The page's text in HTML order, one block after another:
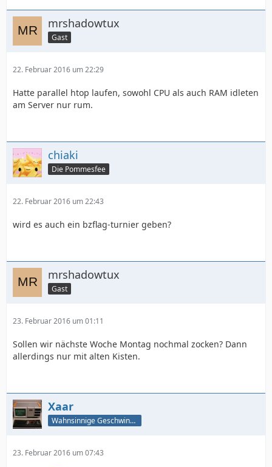
mrshadowtux
Gast
22. Februar 2016 um 22:29
Hatte parallel htop laufen, sowohl CPU als auch RAM idleten
am Server nur rum.
chiaki
Die Pommesfee
22. Februar 2016 um 22:43
wird es auch ein bzflag-turnier geben?
mrshadowtux
Gast
23. Februar 2016 um 01:11
Sollen wir nächste Woche Montag nochmal zocken? Dann
allerdings nur mit alten Kisten.
Xaar
Wahnsinnige Geschwindigkeit - und los!
23. Februar 2016 um 07:43